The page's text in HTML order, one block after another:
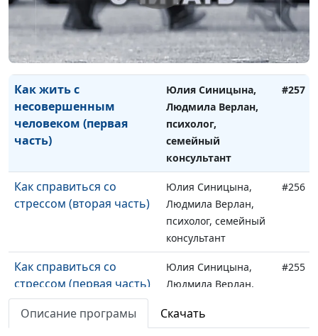
Как жить с
несовершенным
человеком (вторая
часть)
Юлия Синицына,
Людмила Верлан,
психолог, семейный
консультант
#258
Как жить с
несовершенным
человеком (первая
часть)
Юлия Синицына,
Людмила Верлан,
психолог,
семейный
консультант
#257
Как справиться со
стрессом (вторая часть)
Юлия Синицына,
Людмила Верлан,
психолог, семейный
консультант
#256
Как справиться со
стрессом (первая часть)
Юлия Синицына,
Людмила Верлан,
консультант
#255
Описание програмы Скачать